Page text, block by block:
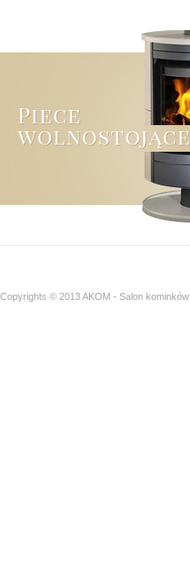
Copyrights © 2013 AKOM - Salon kominków